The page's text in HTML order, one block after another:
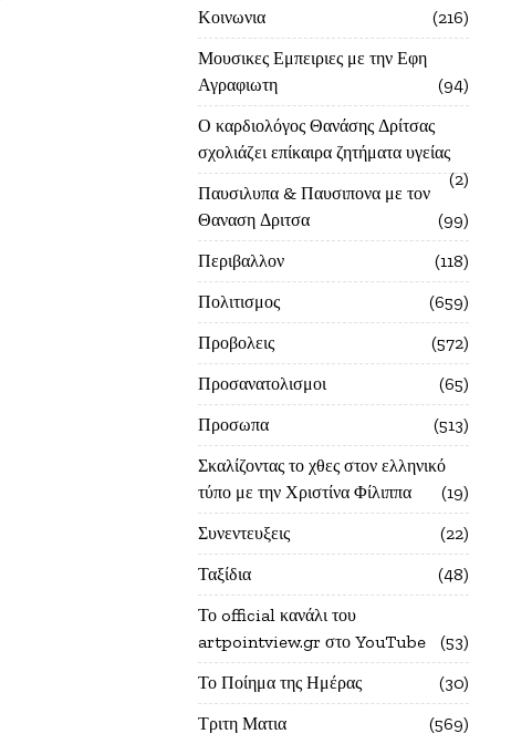
Κοινωνια
216
Μουσικες Εμπειριες με την Εφη
Αγραφιωτη
94
Ο καρδιολόγος Θανάσης Δρίτσας
σχολιάζει επίκαιρα ζητήματα υγείας
2
Παυσιλυπα & Παυσιπονα με τον
Θαναση Δριτσα
99
Περιβαλλον
118
Πολιτισμος
659
Προβολεις
572
Προσανατολισμοι
65
Προσωπα
513
Σκαλίζοντας το χθες στον ελληνικό
τύπο με την Χριστίνα Φίλιππα
19
Συνεντευξεις
22
Ταξίδια
48
Το official κανάλι του
artpointview.gr στο YouTube
53
Το Ποίημα της Ημέρας
30
Τριτη Ματια
569